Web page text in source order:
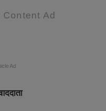
Ad
Ad